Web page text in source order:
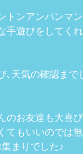
トンアンパンマ
手遊びをしてく
､天気の確認まで
のお友達も大喜
てもいいのでは
まりでした♪